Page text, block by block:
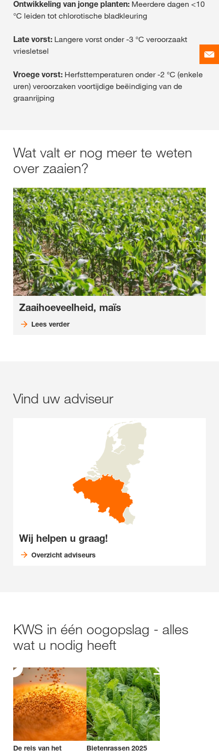
Ontwikkeling van jonge planten: Meerdere dagen <10
°C leiden tot chlorotische bladkleuring
Late vorst: Langere vorst onder -3 °C veroorzaakt
vriesletsel
Vroege vorst: Herfsttemperaturen onder -2 °C (enkele
uren) veroorzaken voortijdige beëindiging van de
graanrijping
Wat valt er nog meer te weten
over zaaien?
Zaaihoeveelheid, maïs
Lees verder
Vind uw adviseur
Wij helpen u graag!
Overzicht adviseurs
KWS in één oogopslag - alles
wat u nodig heeft
De reis van het
Bietenrassen 2025